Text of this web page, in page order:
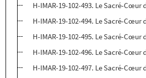
H-IMAR-19-102-493. Le Sacré-Cœur
H-IMAR-19-102-494. Le Sacré-Cœur
H-IMAR-19-102-495. Le Sacré-Cœur
H-IMAR-19-102-496. Le Sacré-Cœur
H-IMAR-19-102-497. Le Sacré-Cœur